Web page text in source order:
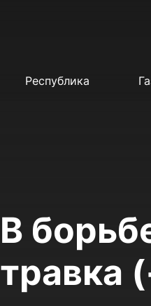
Республика
В
травка